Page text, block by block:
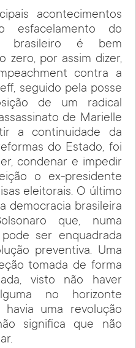
acontecimentos
esfacelamento do
brasileiro é bem
zero, por assim dizer,
contra a
seguido pela posse
de um radical
de Marielle
a continuidade da
do Estado, foi
condenar e impedir
o ex-presidente
eleitorais. O último
democracia brasileira
que, numa
ser enquadrada
preventiva. Uma
tomada de forma
visto não haver
no horizonte
uma revolução
significa que não